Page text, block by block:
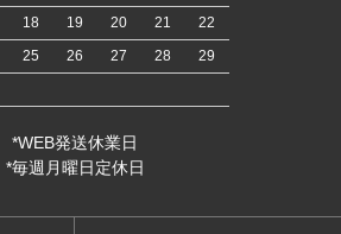
18 19 20 21
22
25 26 27 28
29
*WEB発送休業日
*毎週月曜日定休日